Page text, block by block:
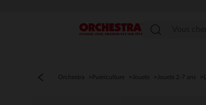
Menu
Orchestra Puériculture Jouets Jouets 2-7 ans